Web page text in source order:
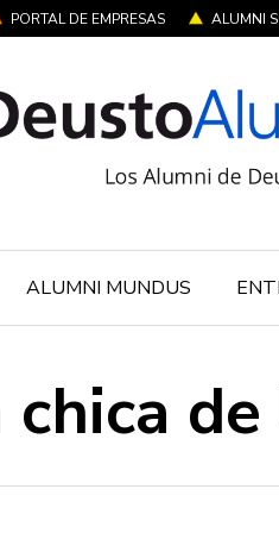
PORTAL DE EMPRESAS ALUMNI
ALUMNI MUNDUS
chica